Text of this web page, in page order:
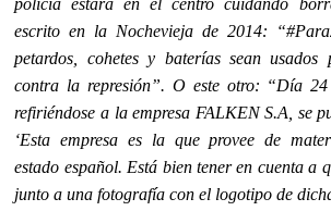
policía estará en el centro cuidando
escrito en la Nochevieja de 2014:
petardos, cohetes y baterías sean usados
contra la represión”. O este otro: “Día
refiriéndose a la empresa FALKEN S.A, se
‘Esta empresa es la que provee de
estado español. Está bien tener en cuenta a
junto a una fotografía con el logotipo de